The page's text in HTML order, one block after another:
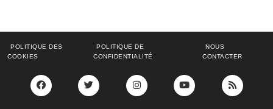
POLITIQUE DES
COOKIES
POLITIQUE DE
CONFIDENTIALITÉ
NOUS
CONTACTER